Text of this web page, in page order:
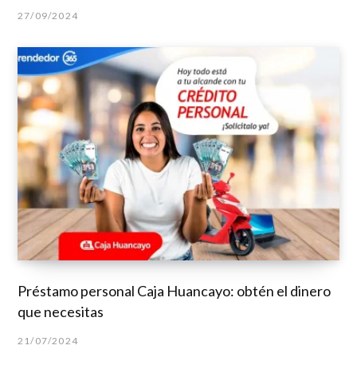
27/09/2024
Préstamo personal Caja Huancayo: obtén el dinero
que necesitas
21/07/2024